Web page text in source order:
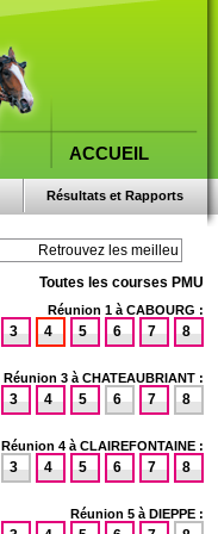
ACCUEIL
Résultats et Rapports
Toutes les courses PMU
Réunion 1 à CABOURG :
8
7
6
5
4
3
Réunion 3 à CHATEAUBRIANT :
8
7
6
5
4
3
Réunion 4 à CLAIREFONTAINE :
8
7
6
5
4
3
Réunion 5 à DIEPPE :